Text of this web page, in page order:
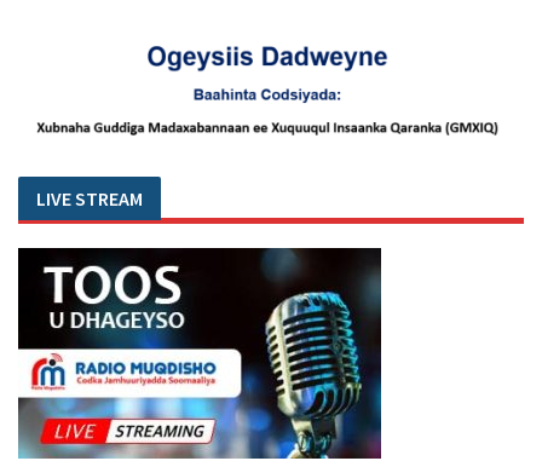
LIVE STREAM